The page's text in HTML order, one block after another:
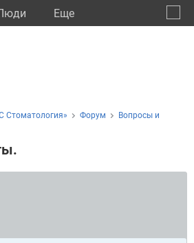
Eще
Стоматология» Форум
Вопросы и